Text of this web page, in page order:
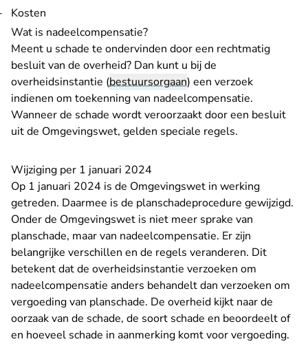
Kosten
Wat is nadeelcompensatie?
Meent u schade te ondervinden door een rechtmatig
besluit van de overheid? Dan kunt u bij de
overheidsinstantie (bestuursorgaan) een verzoek
indienen om toekenning van nadeelcompensatie.
Wanneer de schade wordt veroorzaakt door een besluit
uit de Omgevingswet, gelden speciale regels.
Wijziging per 1 januari 2024
Op 1 januari 2024 is de Omgevingswet in werking
getreden. Daarmee is de planschadeprocedure gewijzigd.
Onder de Omgevingswet is niet meer sprake van
planschade, maar van nadeelcompensatie. Er zijn
belangrijke verschillen en de regels veranderen. Dit
betekent dat de overheidsinstantie verzoeken om
nadeelcompensatie anders behandelt dan verzoeken om
vergoeding van planschade. De overheid kijkt naar de
oorzaak van de schade, de soort schade en beoordeelt of
en hoeveel schade in aanmerking komt voor vergoeding.